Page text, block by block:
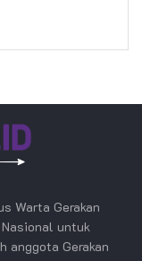
Warta Gerakan
untuk
anggota Gerakan